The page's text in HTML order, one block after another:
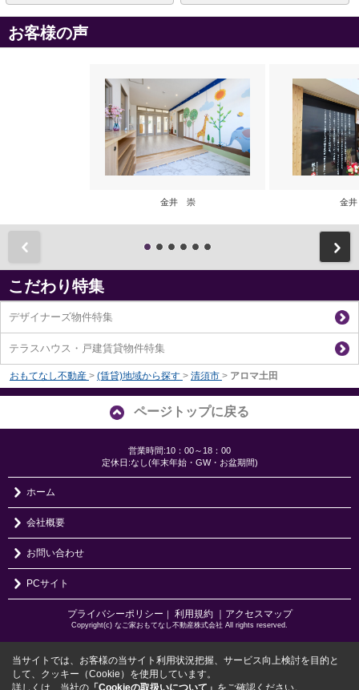
お客様の声
金井 崇 金
こだわり特集
デザイナーズ物件特集
テラスハウス・戸建賃貸物件特集
おもてなし不動産 > (賃貸)地域から探す > 清須市 > アロマ土田
ページトップに戻る
営業時間:10：00～18：00
定休日:なし(年末年始・GW・お盆期間)
ホーム
会社概要
お問い合わせ
PCサイト
プライバシーポリシー 利用規約 ｜アクセスマップ
Copyright(c) なご家おもてなし不動産株式会社 All rights reserved.
当サイトでは、お客様の当サイト利用状況把握、サービス向上検討を目的と
して、クッキー（Cookie）を使用しています。
詳しくは、当社の 「Cookieの取扱いについて」 をご確認ください。